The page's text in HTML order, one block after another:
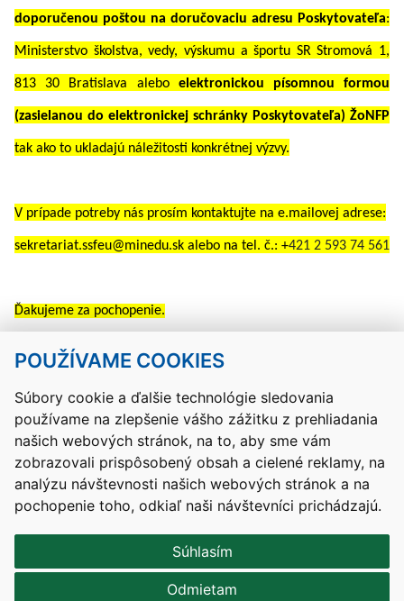
POUŽÍVAME COOKIES
Súbory cookie a ďalšie technológie sledovania
používame na zlepšenie vášho zážitku z prehliadania
našich webových stránok, na to, aby sme vám
zobrazovali prispôsobený obsah a cielené reklamy, na
analýzu návštevnosti našich webových stránok a na
pochopenie toho, odkiaľ naši návštevníci prichádzajú.
Súhlasím
Odmietam
doporučenou poštou na doručovaciu adresu Poskytovateľa:
Ministerstvo školstva, vedy, výskumu a športu SR Stromová 1,
813 30 Bratislava alebo elektronickou písomnou formou
(zasielanou do elektronickej schránky Poskytovateľa) ŽoNFP
tak ako to ukladajú náležitosti konkrétnej výzvy.
V prípade potreby nás prosím kontaktujte na e.mailovej adrese:
sekretariat.ssfeu@minedu.sk alebo na tel. č.: +421 2 593 74 561
Ďakujeme za pochopenie.
Kontakty Mapa stránky RSS
Vyhlásenie o prístupnosti
Nastavenia cookies
Prevádzkovateľom služby je Ministerstvo školstva, výskumu,
vývoja a mládeže Slovenskej republiky.